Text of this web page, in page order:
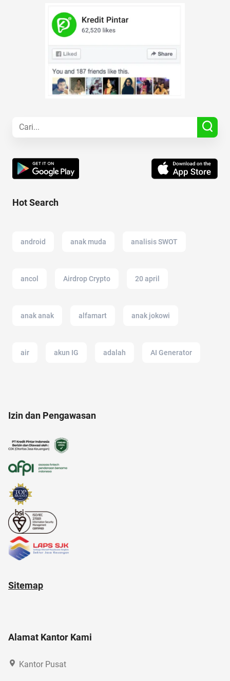
Hot Search
android anak muda analisis SWOT
ancol Airdrop Crypto 20 april
anak anak alfamart anak jokowi
air akun IG adalah AI Generator
adapundi
Izin dan Pengawasan
Sitemap
Alamat Kantor Kami
Kantor Pusat